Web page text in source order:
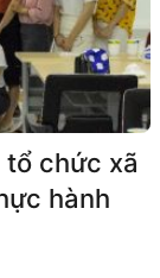
tổ chức xã
hành